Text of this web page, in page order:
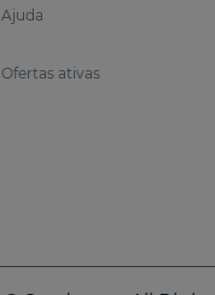
Ajuda
Ofertas ativas